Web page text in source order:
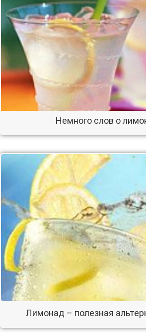
Немного слов о
Лимонад – полезная